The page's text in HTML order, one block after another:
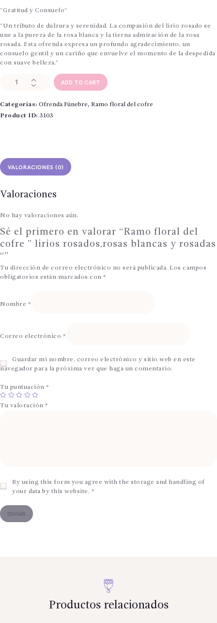
“Gratitud y Consuelo”
“Un tributo de dulzura y serenidad. La compasión del lirio rosado se
une a la pureza de la rosa blanca y la tierna admiración de la rosa
rosada. Esta ofrenda expresa un profundo agradecimiento, un
consuelo gentil y un cariño que envuelve el momento de la despedida
con suave belleza.”
cofre
"
rosadas
"
ADD TO CART
Categorías: Ofrenda Fúnebre, Ramo floral del cofre
Product ID: 3103
VALORACIONES (0)
Valoraciones
No hay valoraciones aún.
Sé el primero en valorar “Ramo floral del
cofre ” lirios rosados,rosas blancas y rosadas
“”
Tu dirección de correo electrónico no será publicada. Los campos
obligatorios están marcados con *
Nombre *
Correo electrónico *
Guardar mi nombre, correo electrónico y sitio web en este
navegador para la próxima vez que haga un comentario.
Tu puntuación *
Tu valoración *
By using this form you agree with the storage and handling of
your data by this website. *
Productos relacionados